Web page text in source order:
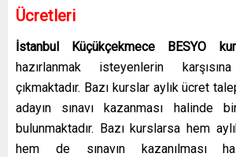
Ücretleri
İstanbul Küçükçekmece BESYO
hazırlanmak isteyenlerin
çıkmaktadır. Bazı kurslar aylık ücret
adayın sınavı kazanması halinde
bulunmaktadır. Bazı kurslarsa hem
hem de sınavın kazanılması